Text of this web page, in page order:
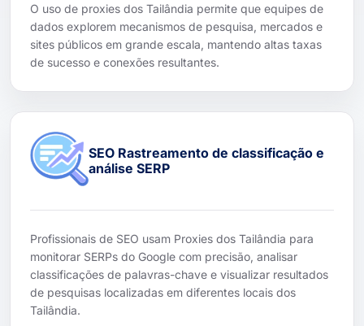
O uso de proxies dos Tailândia permite que equipes de
dados explorem mecanismos de pesquisa, mercados e
sites públicos em grande escala, mantendo altas taxas
de sucesso e conexões resultantes.
SEO Rastreamento de classificação e
análise SERP
Profissionais de SEO usam Proxies dos Tailândia para
monitorar SERPs do Google com precisão, analisar
classificações de palavras-chave e visualizar resultados
de pesquisas localizadas em diferentes locais dos
Tailândia.